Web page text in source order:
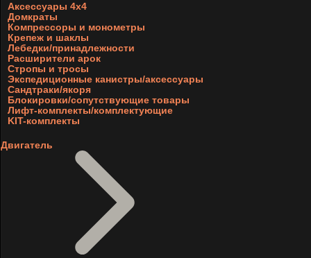
Аксессуары 4х4
Домкраты
Компрессоры и монометры
Крепеж и шаклы
Лебедки/принадлежности
Расширители арок
Стропы и тросы
Экспедиционные канистры/аксессуары
Сандтраки/якоря
Блокировки/сопутствующие товары
Лифт-комплекты/комплектующие
KIT-комплекты
Двигатель